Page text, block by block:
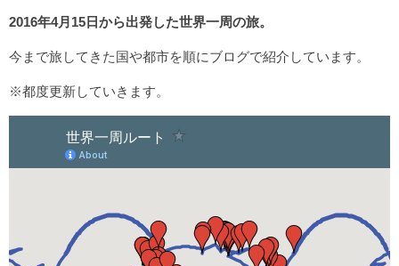
イラン
トルクメニスタン
ウズベキスタン
カザフスタン
タイ
ミャンマー
インドネシア
2016年4月15日から出発した世界一周の旅。
今まで旅してきた国や都市を順にブログで紹介しています。
※都度更新していきます。